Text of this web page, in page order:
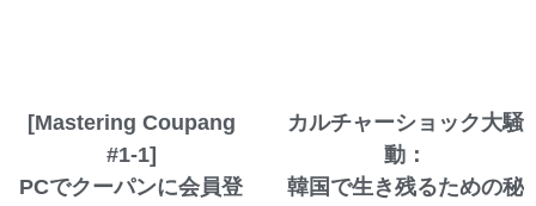
[Mastering Coupang
#1-1]
PCでクーパンに会員登
カルチャーショック大騒
動：
韓国で生き残るための秘